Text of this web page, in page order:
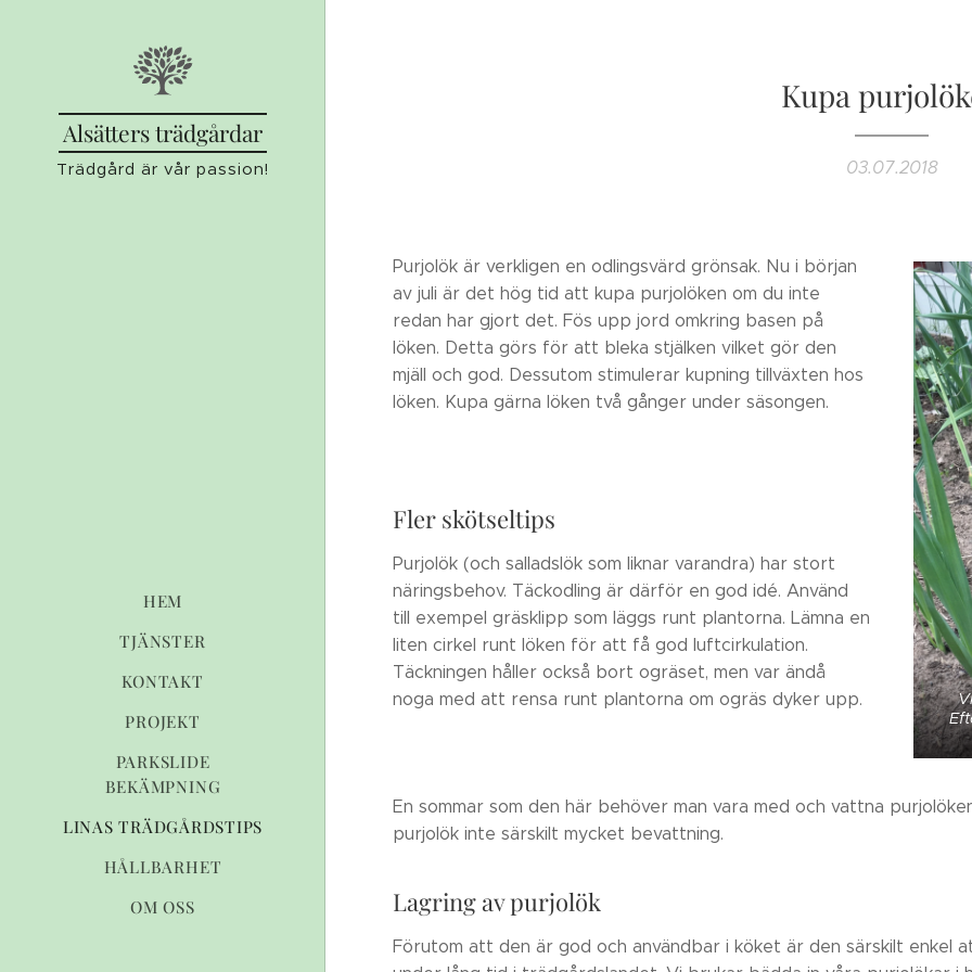
Alsätters trädgårdar
Trädgård är vår passion!
HEM
TJÄNSTER
KONTAKT
PROJEKT
PARKSLIDE
BEKÄMPNING
LINAS TRÄDGÅRDSTIPS
HÅLLBARHET
OM OSS
Kupa
03.07.2018
Purjolök är verkligen en odlingsvärd grönsak. Nu i början
av juli är det hög tid att kupa purjolöken om du inte
redan har gjort det. Fös upp jord omkring basen på
löken. Detta görs för att bleka stjälken vilket gör den
mjäll och god. Dessutom stimulerar kupning tillväxten hos
löken. Kupa gärna löken två gånger under säsongen.
Fler skötseltips
Purjolök (och salladslök som liknar varandra) har stort
näringsbehov. Täckodling är därför en god idé. Använd
till exempel gräsklipp som läggs runt plantorna. Lämna en
liten cirkel runt löken för att få god luftcirkulation.
Täckningen håller också bort ogräset, men var ändå
noga med att rensa runt plantorna om ogräs dyker upp.
En sommar som den här behöver man vara med och vattna
purjolök inte särskilt mycket bevattning.
Lagring av purjolök
Förutom att den är god och användbar i köket är den särskilt enkel